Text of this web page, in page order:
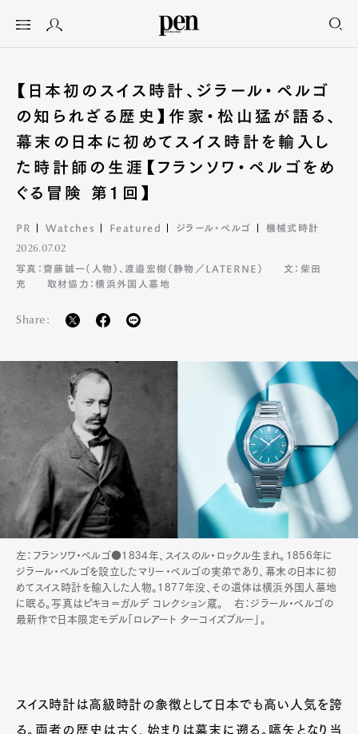
【日本初のスイス時計、ジラール・ペルゴ
の知られざる歴史】作家・松山猛が語る、
幕末の日本に初めてスイス時計を輸入し
た時計師の生涯【フランソワ・ペルゴをめ
ぐる冒険 第１回】
PR Watches Featured ジラール・ペルゴ 機械式時計
2026.07.02
写真：齋藤誠一（人物）、渡邉宏樹（静物／LATERNE）
文：柴田
充
取材協力：横浜外国人墓地
Share:
左：フランソワ・ペルゴ●1834年、スイスのル・ロックル生まれ。1856年に
ジラール・ペルゴを設立したマリー・ペルゴの実弟であり、幕末の日本に初
めてスイス時計を輸入した人物。1877年没、その遺体は横浜外国人墓地
に眠る。写真はピキヨ＝ガルデ コレクション蔵。 右：ジラール・ペルゴの
最新作で日本限定モデル「ロレアート ターコイズブルー」。
スイス時計は高級時計の象徴として日本でも高い人気を誇
る。両者の歴史は古く、始まりは幕末に遡る。嚆矢となり当